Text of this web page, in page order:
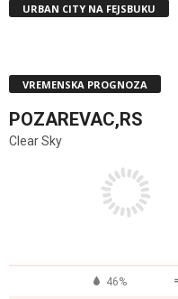
URBAN CITY NA FEJSBUKU
VREMENSKA PROGNOZA
POZAREVAC,RS
Clear Sky
46%